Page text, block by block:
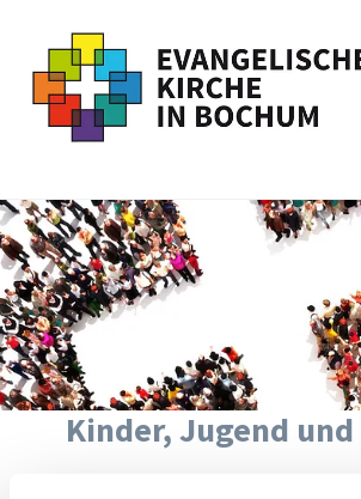
Kinder, Jugend